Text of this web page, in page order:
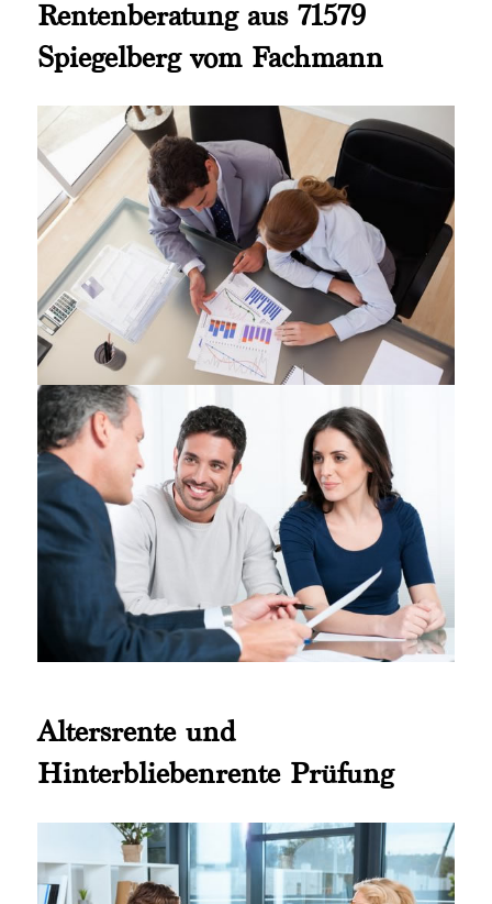
Rentenberatung aus 71579
Spiegelberg vom Fachmann
Altersrente und
Hinterbliebenrente Prüfung